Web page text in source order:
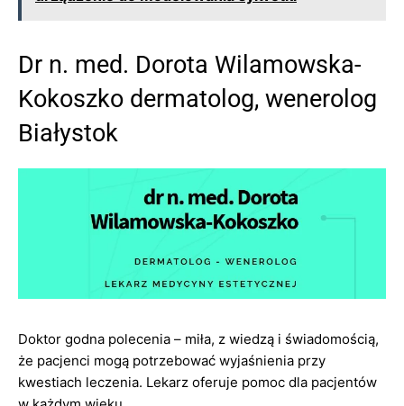
Dr n. med. Dorota Wilamowska-
Kokoszko dermatolog, wenerolog
Białystok
Doktor godna polecenia – miła, z wiedzą i świadomością,
że pacjenci mogą potrzebować wyjaśnienia przy
kwestiach leczenia. Lekarz oferuje pomoc dla pacjentów